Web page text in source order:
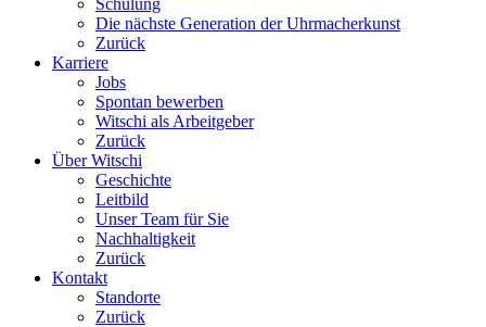
Schulung
Die nächste Generation der Uhrmacherkunst
Zurück
Karriere
Jobs
Spontan bewerben
Witschi als Arbeitgeber
Zurück
Über Witschi
Geschichte
Leitbild
Unser Team für Sie
Nachhaltigkeit
Zurück
Kontakt
Standorte
Zurück